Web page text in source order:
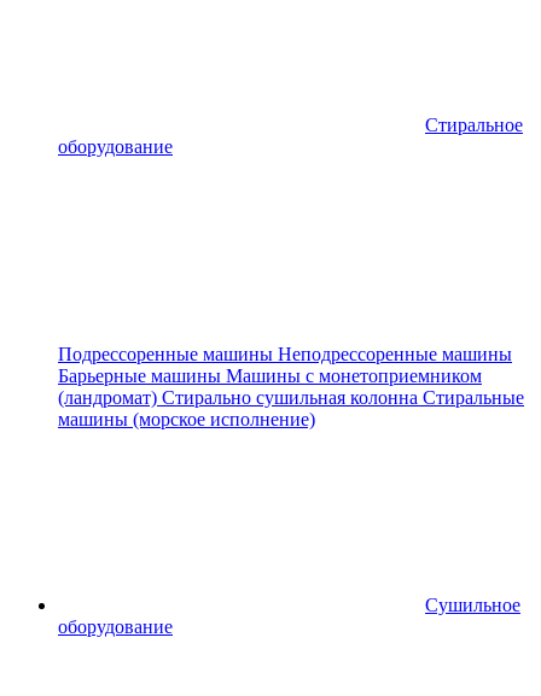
Стиральное
оборудование
Подрессоренные машины Неподрессоренные машины
Барьерные машины Машины с монетоприемником
(ландромат) Стирально сушильная колонна Стиральные
машины (морское исполнение)
Сушильное
оборудование